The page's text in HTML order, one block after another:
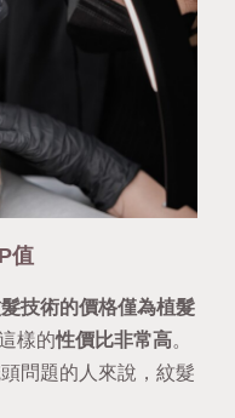
值
技術的價格僅為植髮
樣的性價比非常高。
問題的人來說，紋髮